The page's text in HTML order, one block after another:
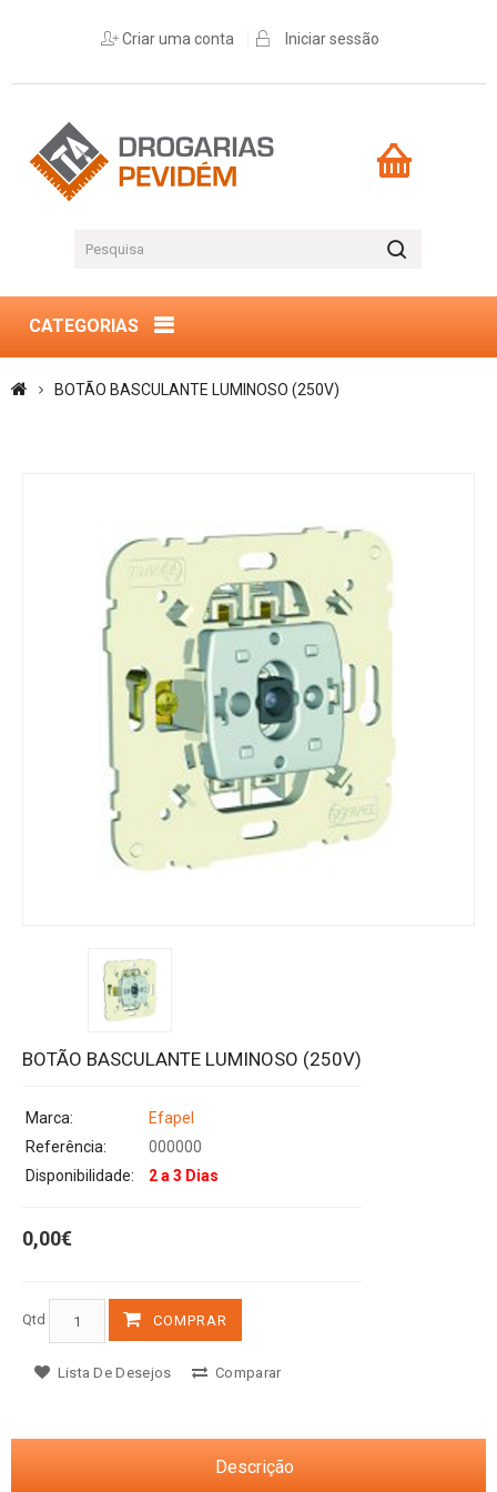
Criar uma conta Iniciar sessão
CATEGORIAS
BOTÃO BASCULANTE LUMINOSO (250V)
BOTÃO BASCULANTE LUMINOSO (250V)
Marca:
Efapel
Referência:
000000
Disponibilidade:
2 a 3 Dias
0,00€
Qtd COMPRAR
Lista De Desejos Comparar
Descrição